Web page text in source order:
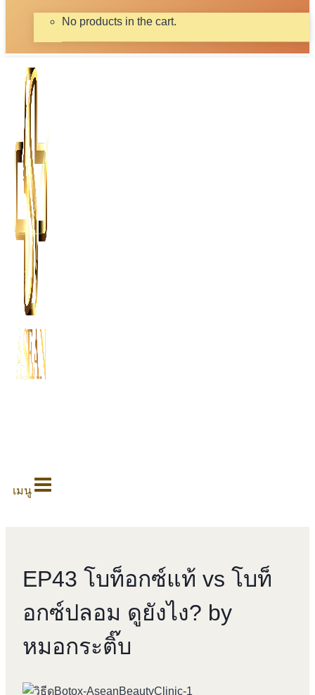
No products in the cart.
เมนู
EP43 โบท็อกซ์แท้ vs โบท็
อกซ์ปลอม ดูยังไง? by
หมอกระติ๊บ